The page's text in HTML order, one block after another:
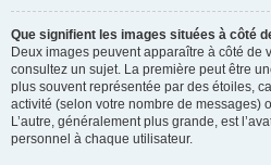
Que signifient les images situées à côté
Deux images peuvent apparaître à côté de
consultez un sujet. La première peut être
plus souvent représentée par des étoiles,
activité (selon votre nombre de messages)
L’autre, généralement plus grande, est
personnel à chaque utilisateur.